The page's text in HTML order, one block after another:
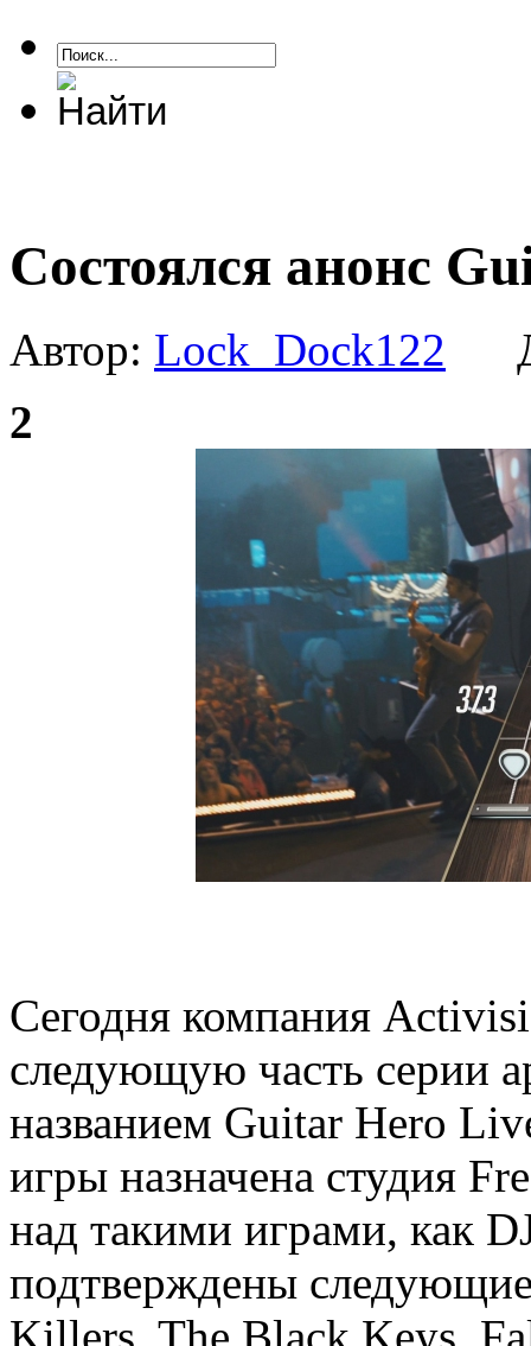
Состоялся анонс
Автор: Lock_Dock122
2
Сегодня компания
следующую часть серии
названием Guitar Hero
игры назначена студия
над такими играми, как
подтверждены